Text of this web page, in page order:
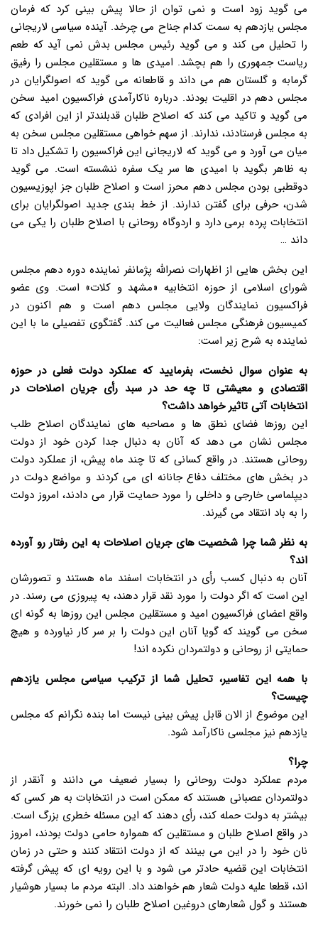
می گوید زود است و نمی توان از حالا پیش بینی کرد که فرمان
مجلس یازدهم به سمت کدام جناح می چرخد. آینده سیاسی لاریجانی
را تحلیل می کند و می گوید رئیس مجلس بدش نمی آید که طعم
ریاست جمهوری را هم بچشد. امیدی ها و مستقلین مجلس را رفیق
گرمابه و گلستان هم می داند و قاطعانه می گوید که اصولگرایان در
مجلس دهم در اقلیت بودند. درباره ناکارآمدی فراکسیون امید سخن
می گوید و تاکید می کند که اصلاح طلبان قدبلندتر از این افرادی که
به مجلس فرستادند، ندارند. از سهم خواهی مستقلین مجلس سخن به
میان می آورد و می گوید که لاریجانی این فراکسیون را تشکیل داد تا
به ظاهر بگوید با امیدی ها سر یک سفره ننشسته است. می گوید
دوقطبی بودن مجلس دهم محرز است و اصلاح طلبان جز اپوزیسیون
شدن، حرفی برای گفتن ندارند. از خط بندی جدید اصولگرایان برای
انتخابات پرده برمی دارد و اردوگاه روحانی با اصلاح طلبان را یکی می
داند …
این بخش هایی از اظهارات نصرالله پژمانفر نماینده دوره دهم مجلس
شورای اسلامی از حوزه انتخابیه «مشهد و کلات» است. وی عضو
فراکسیون نمایندگان ولایی مجلس دهم است و هم اکنون در
کمیسیون فرهنگی مجلس فعالیت می کند. گفتگوی تفصیلی ما با این
نماینده به شرح زیر است:
به عنوان سوال نخست، بفرمایید که عملکرد دولت فعلی در حوزه
اقتصادی و معیشتی تا چه حد در سبد رأی جریان اصلاحات در
انتخابات آتی تاثیر خواهد داشت؟
این روزها فضای نطق ها و مصاحبه های نمایندگان اصلاح طلب
مجلس نشان می دهد که آنان به دنبال جدا کردن خود از دولت
روحانی هستند. در واقع کسانی که تا چند ماه پیش، از عملکرد دولت
در بخش های مختلف دفاع جانانه ای می کردند و مواضع دولت در
دیپلماسی خارجی و داخلی را مورد حمایت قرار می دادند، امروز دولت
را به باد انتقاد می گیرند.
به نظر شما چرا شخصیت های جریان اصلاحات به این رفتار رو آورده
اند؟
آنان به دنبال کسب رأی در انتخابات اسفند ماه هستند و تصورشان
این است که اگر دولت را مورد نقد قرار دهند، به پیروزی می رسند. در
واقع اعضای فراکسیون امید و مستقلین مجلس این روزها به گونه ای
سخن می گویند که گویا آنان این دولت را بر سر کار نیاورده و هیچ
حمایتی از روحانی و دولتمردان نکرده اند!
با همه این تفاسیر، تحلیل شما از ترکیب سیاسی مجلس یازدهم
چیست؟
این موضوع از الان قابل پیش بینی نیست اما بنده نگرانم که مجلس
یازدهم نیز مجلسی ناکارآمد شود.
چرا؟
مردم عملکرد دولت روحانی را بسیار ضعیف می دانند و آنقدر از
دولتمردان عصبانی هستند که ممکن است در انتخابات به هر کسی که
بیشتر به دولت حمله کند، رأی دهند که این مسئله خطری بزرگ است.
در واقع اصلاح طلبان و مستقلین که همواره حامی دولت بودند، امروز
نان خود را در این می بینند که از دولت انتقاد کنند و حتی در زمان
انتخابات این قضیه حادتر می شود و با این رویه ای که پیش گرفته
اند، قطعا علیه دولت شعار هم خواهند داد. البته مردم ما بسیار هوشیار
هستند و گول شعارهای دروغین اصلاح طلبان را نمی خورند.